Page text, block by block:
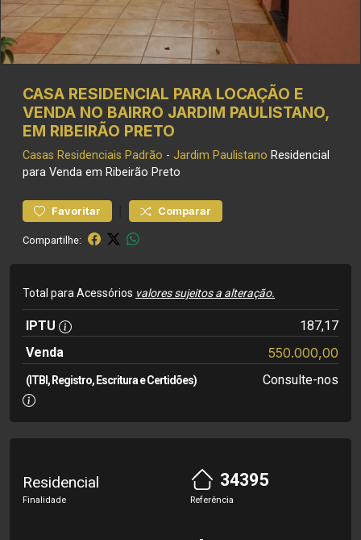
CASA RESIDENCIAL PARA LOCAÇÃO E
VENDA NO BAIRRO JARDIM PAULISTANO,
EM RIBEIRÃO PRETO
Casas Residenciais Padrão - Jardim Paulistano Residencial
para Venda em Ribeirão Preto
Favoritar Comparar
Compartilhe:
Total para Acessórios valores sujeitos a alteração.
IPTU
187,17
Venda
550.000,00
(ITBI, Registro, Escritura e Certidões) Consulte-nos
Residencial
Finalidade
34395
Referência